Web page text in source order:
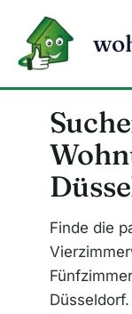
Inhalt
springen
Finde die